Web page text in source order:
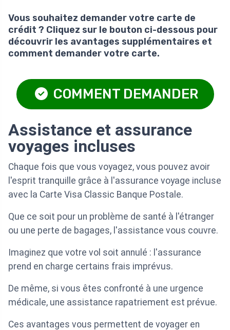
Vous souhaitez demander votre carte de
crédit ? Cliquez sur le bouton ci-dessous pour
découvrir les avantages supplémentaires et
comment demander votre carte.
COMMENT DEMANDER
Assistance et assurance
voyages incluses
Chaque fois que vous voyagez, vous pouvez avoir
l'esprit tranquille grâce à l'assurance voyage incluse
avec la Carte Visa Classic Banque Postale.
Que ce soit pour un problème de santé à l'étranger
ou une perte de bagages, l'assistance vous couvre.
Imaginez que votre vol soit annulé : l'assurance
prend en charge certains frais imprévus.
De même, si vous êtes confronté à une urgence
médicale, une assistance rapatriement est prévue.
Ces avantages vous permettent de voyager en